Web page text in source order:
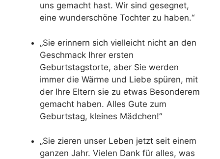
uns gemacht hast. Wir sind gesegnet,
eine wunderschöne Tochter zu haben.“
„Sie erinnern sich vielleicht nicht an den
Geschmack Ihrer ersten
Geburtstagstorte, aber Sie werden
immer die Wärme und Liebe spüren, mit
der Ihre Eltern sie zu etwas Besonderem
gemacht haben. Alles Gute zum
Geburtstag, kleines Mädchen!“
„Sie zieren unser Leben jetzt seit einem
ganzen Jahr. Vielen Dank für alles, was